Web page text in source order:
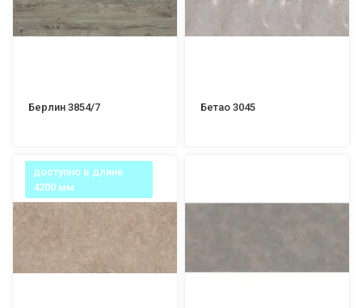
Берлин 3854/7 Бетао 3045
доступно в длине
4200 мм